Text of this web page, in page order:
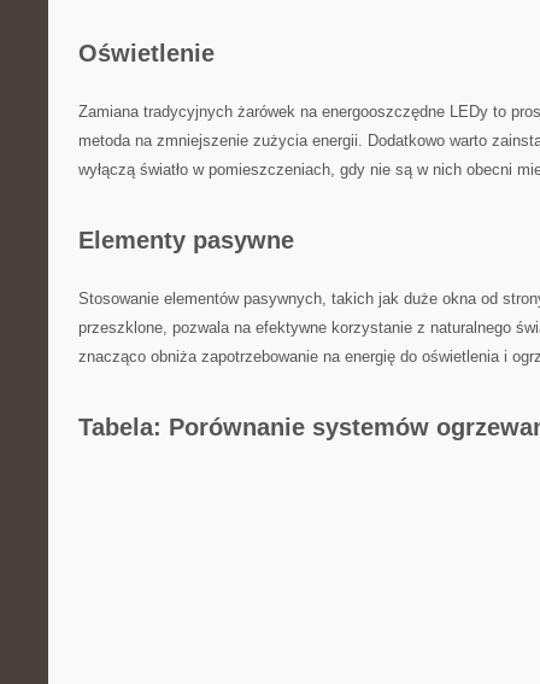
Oświetlenie
Zamiana tradycyjnych żarówek na ​energooszczędne LEDy‌ to
metoda na zmniejszenie zużycia energii. Dodatkowo‍ warto
wyłączą światło w​ pomieszczeniach,⁤ gdy nie są w⁢ nich obecni⁢
Elementy pasywne
Stosowanie elementów pasywnych, takich jak ‌duże⁢ okna od
przeszklone, ‌pozwala na efektywne korzystanie z naturalnego
znacząco ‌obniża​ zapotrzebowanie na energię⁢ do oświetlenia i
Tabela: Porównanie ‍systemów